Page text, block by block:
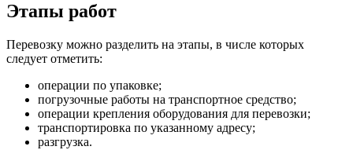
Этапы работ
Перевозку можно разделить на этапы, в числе которых
следует отметить:
операции по упаковке;
погрузочные работы на транспортное средство;
операции крепления оборудования для перевозки;
транспортировка по указанному адресу;
разгрузка.